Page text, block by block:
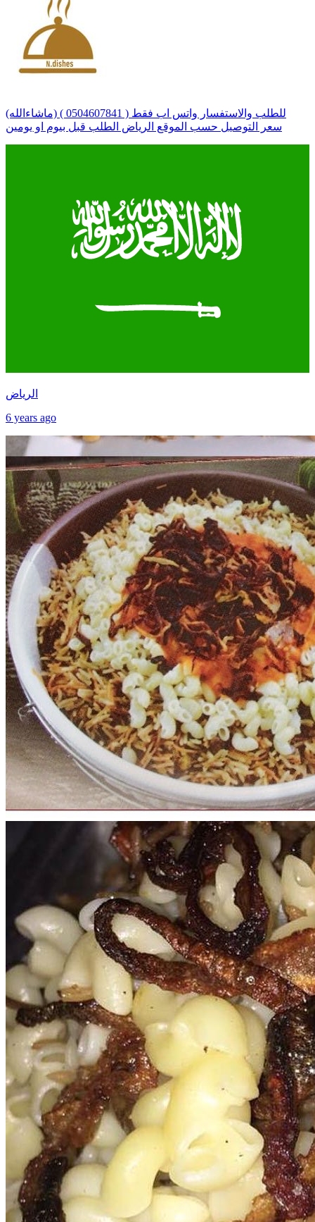
للطلب والاستفسار واتس اب فقط ( 0504607841 ) (ماشاءالله)
سعر التوصيل حسب الموقع الرياض الطلب قبل بيوم او يومين
الرياض
6 years ago